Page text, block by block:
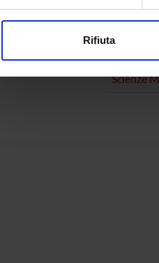
modificare o ritirare il tuo
di analisi dei dati web,
Rifiuta
Scienze